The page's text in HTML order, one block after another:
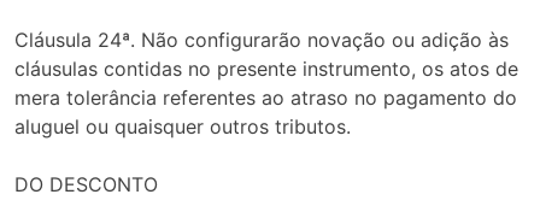
Cláusula 24ª. Não configurarão novação ou adição às
cláusulas contidas no presente instrumento, os atos de
mera tolerância referentes ao atraso no pagamento do
aluguel ou quaisquer outros tributos.
DO DESCONTO